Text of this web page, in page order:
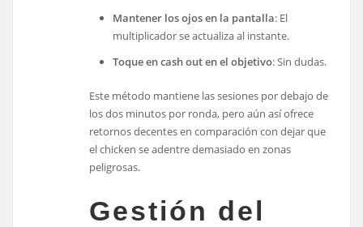
Mantener los ojos en la pantalla: El
multiplicador se actualiza al instante.
Toque en cash out en el objetivo: Sin dudas.
Este método mantiene las sesiones por debajo de
los dos minutos por ronda, pero aún así ofrece
retornos decentes en comparación con dejar que
el chicken se adentre demasiado en zonas
peligrosas.
Gestión del